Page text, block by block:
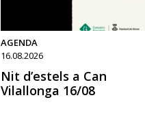
AGENDA
16.08.2026
Nit d’estels a Can
Vilallonga 16/08